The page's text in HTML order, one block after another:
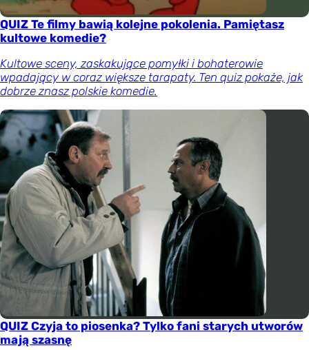
QUIZ Te filmy bawią kolejne pokolenia. Pamiętasz
kultowe komedie?
Kultowe sceny, zaskakujące pomyłki i bohaterowie
wpadający w coraz większe tarapaty. Ten quiz pokaże, jak
dobrze znasz polskie komedie.
QUIZ Czyja to piosenka? Tylko fani starych utworów
mają szasnę